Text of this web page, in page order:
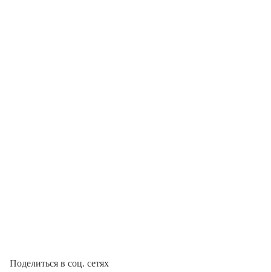
Поделиться в соц. сетях